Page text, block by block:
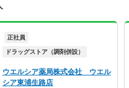
正社員
ドラッグストア（調剤併設）
ウエルシア薬局株式会社 ウエル
シア東浦生路店